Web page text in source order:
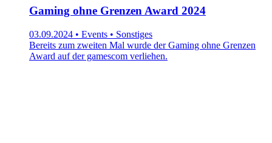
Gaming ohne Grenzen Award 2024
03.09.2024 • Events • Sonstiges
Bereits zum zweiten Mal wurde der Gaming ohne Grenzen
Award auf der gamescom verliehen.